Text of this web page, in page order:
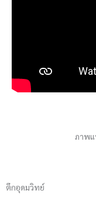
ภาพแ
ตึกอุดมวิทย์